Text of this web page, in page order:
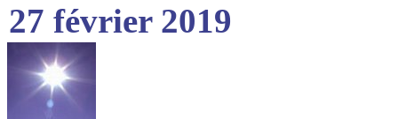
27 février 2019